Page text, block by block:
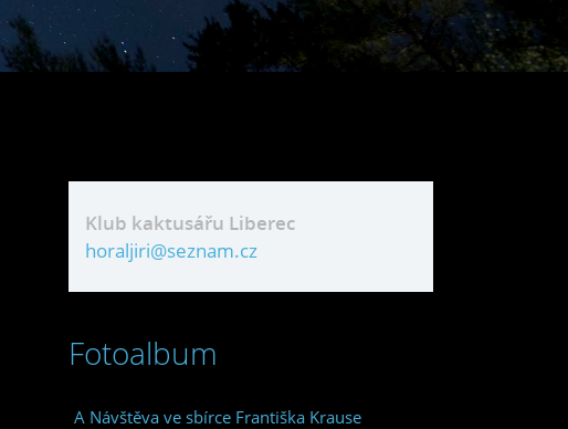
Klub kaktusářu Liberec
horaljiri@seznam.cz
Fotoalbum
A Návštěva ve sbírce Františka Krause